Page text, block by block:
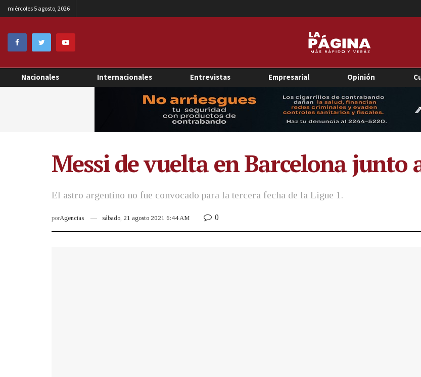
miércoles 5 agosto, 2026
Nacionales Internacionales Entrevistas Empresarial Opinión
Messi de vuelta en Barcelona junto
El astro argentino no fue convocado para la tercera fecha de la Ligue 1.
porAgencias sábado, 21 agosto 2021 6:44 AM 0